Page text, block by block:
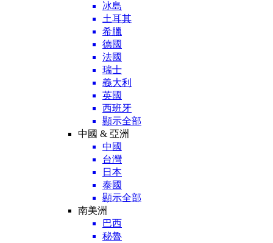
冰島
土耳其
希臘
德國
法國
瑞士
義大利
英國
西班牙
顯示全部
中國 & 亞洲
中國
台灣
日本
泰國
顯示全部
南美洲
巴西
秘魯